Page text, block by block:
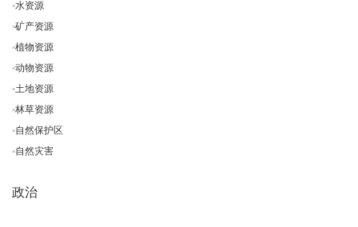
▪水资源
▪矿产资源
▪植物资源
▪动物资源
▪土地资源
▪林草资源
▪自然保护区
▪自然灾害
政治